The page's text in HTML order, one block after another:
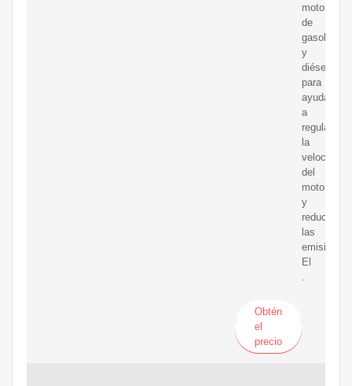
motores
de
gasolina
y
diésel
para
ayudar
a
regular
la
velocidad
del
motor
y
reducir
las
emisiones.
El
Obtén
el
precio